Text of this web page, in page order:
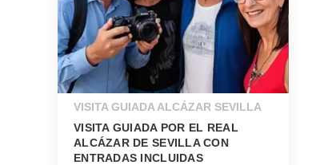
VISITA GUIADA ALCÁZAR SEVILLA
VISITA GUIADA POR EL REAL
ALCÁZAR DE SEVILLA CON
ENTRADAS INCLUIDAS